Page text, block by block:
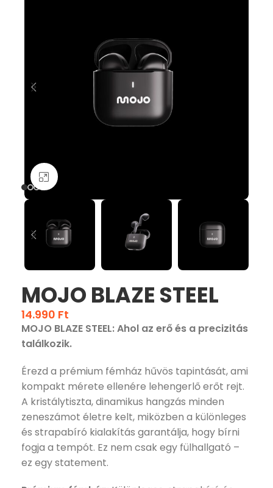
Nagyításhoz kattints ide
MOJO BLAZE STEEL
14.990 Ft
MOJO BLAZE STEEL: Ahol az erő és a precizitás
találkozik.
Érezd a prémium fémház hűvös tapintását, ami
kompakt mérete ellenére lehengerlő erőt rejt.
A kristálytiszta, dinamikus hangzás minden
zeneszámot életre kelt, miközben a különleges
és strapabíró kialakítás garantálja, hogy bírni
fogja a tempót. Ez nem csak egy fülhallgató –
ez egy statement.